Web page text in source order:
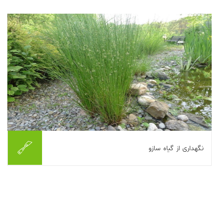
بیشتر بخوانیم ...
سازو تقریبا شبیه به گندم است که به مراقبت زیادی نیاز ندارد و آن را
نگهداری از گیاه سازو